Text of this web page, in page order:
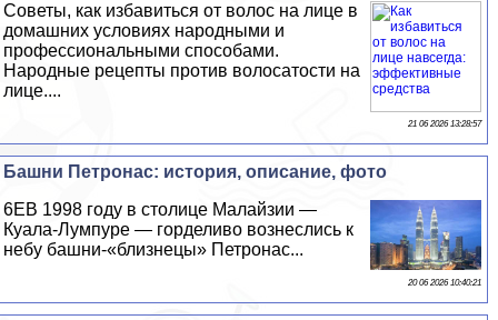
Советы, как избавиться от волос на лице в
домашних условиях народными и
профессиональными способами.
Народные рецепты против волосатости на
лице....
21 06 2026 13:28:57
Башни Петронас: история, описание, фото
6EВ 1998 году в столице Малайзии —
Куала-Лумпуре — горделиво вознеслись к
небу башни-«близнецы» Петронас...
20 06 2026 10:40:21